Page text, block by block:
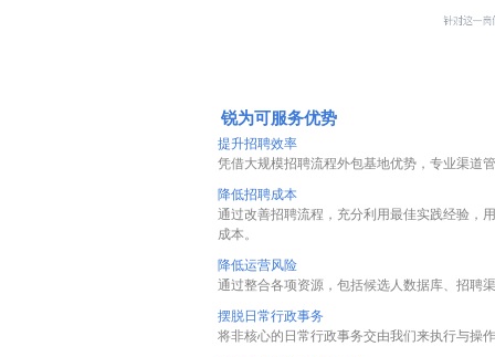
锐为可服务优势
提升招聘效率
凭借大规模招聘流程外包基地优势，专业渠道
降低招聘成本
通过改善招聘流程，充分利用最佳实践经验，
成本。
降低运营风险
通过整合各项资源，包括候选人数据库、招聘
摆脱日常行政事务
将非核心的日常行政事务交由我们来执行与操